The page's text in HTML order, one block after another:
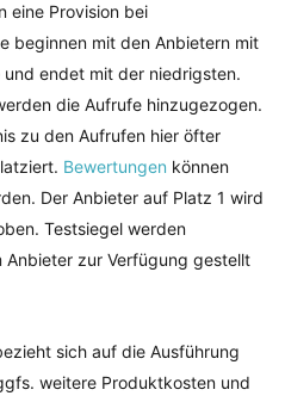
eine Provision bei
beginnen mit den Anbietern mit
endet mit der niedrigsten.
die Aufrufe hinzugezogen.
zu den Aufrufen hier öfter
Bewertungen können
Der Anbieter auf Platz 1 wird
Testsiegel werden
zur Verfügung gestellt
sich auf die Ausführung
weitere Produktkosten und